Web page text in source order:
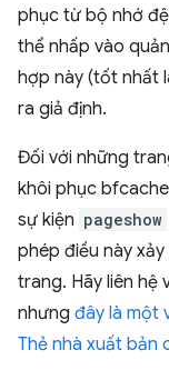
phục từ bộ nhớ
thể nhấp vào
hợp này (tốt nhất
ra giả định.
Đối với những
khôi phục
sự kiện pageshow
phép điều này
trang. Hãy liên hệ
nhưng đây là một
Thẻ nhà xuất bản